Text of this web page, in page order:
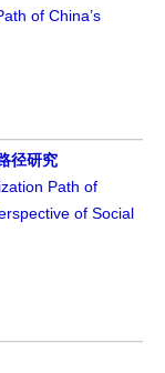
of China’s
径研究
Path of
of Social